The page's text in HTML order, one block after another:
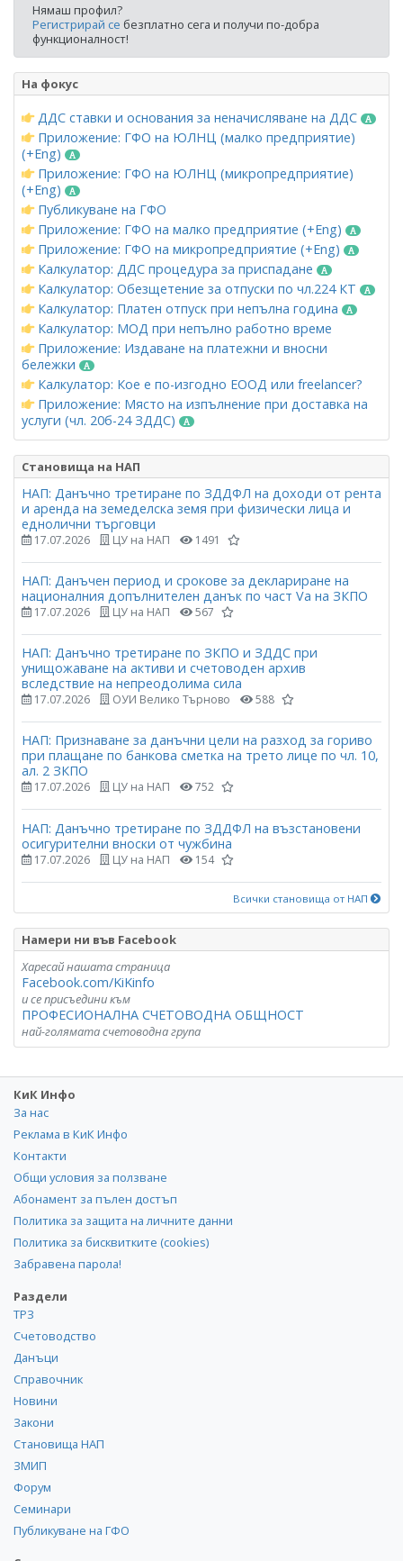
Нямаш профил?
Регистрирай се безплатно сега и получи по-добра
функционалност!
На фокус
ДДС ставки и основания за неначисляване на ДДС
Приложение: ГФО на ЮЛНЦ (малко предприятие)
(+Eng)
Приложение: ГФО на ЮЛНЦ (микропредприятие)
(+Eng)
Публикуване на ГФО
Приложение: ГФО на малко предприятие (+Eng)
Приложение: ГФО на микропредприятие (+Eng)
Калкулатор: ДДС процедура за приспадане
Калкулатор: Обезщетение за отпуски по чл.224 КТ
Калкулатор: Платен отпуск при непълна година
Калкулатор: МОД при непълно работно време
Приложение: Издаване на платежни и вносни
бележки
Калкулатор: Кое е по-изгодно ЕООД или freelancer?
Приложение: Място на изпълнение при доставка на
услуги (чл. 20б-24 ЗДДС)
Становища на НАП
НАП: Данъчно третиране по ЗДДФЛ на доходи от рента
и аренда на земеделска земя при физически лица и
еднолични търговци
17.07.2026 ЦУ на НАП 1491
НАП: Данъчен период и срокове за деклариране на
националния допълнителен данък по част Vа на ЗКПО
17.07.2026 ЦУ на НАП 567
НАП: Данъчно третиране по ЗКПО и ЗДДС при
унищожаване на активи и счетоводен архив
вследствие на непреодолима сила
17.07.2026 ОУИ Велико Търново 588
НАП: Признаване за данъчни цели на разход за гориво
при плащане по банкова сметка на трето лице по чл. 10,
ал. 2 ЗКПО
17.07.2026 ЦУ на НАП 752
НАП: Данъчно третиране по ЗДДФЛ на възстановени
осигурителни вноски от чужбина
17.07.2026 ЦУ на НАП 154
Всички становища от НАП
Намери ни във Facebook
Харесай нашата страница
Facebook.com/KiKinfo
и се присъедини към
ПРОФЕСИОНАЛНА СЧЕТОВОДНА ОБЩНОСТ
най-голямата счетоводна група
КиК Инфо
За нас
Реклама в КиК Инфо
Контакти
Общи условия за ползване
Абонамент за пълен достъп
Политика за защита на личните данни
Политика за бисквитките (cookies)
Забравена парола!
Раздели
ТРЗ
Счетоводство
Данъци
Справочник
Новини
Закони
Становища НАП
ЗМИП
Форум
Семинари
Публикуване на ГФО